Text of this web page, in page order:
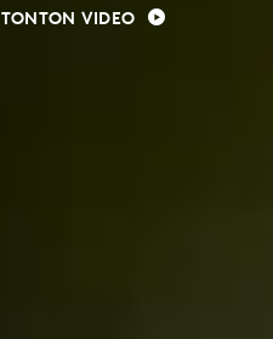
TONTON VIDEO